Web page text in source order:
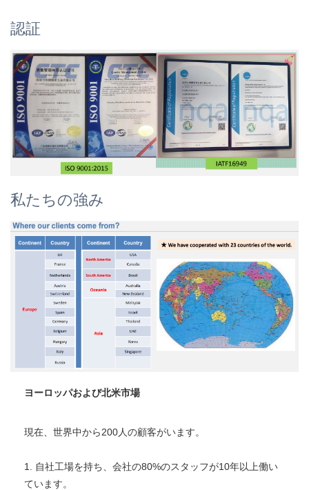
認証
私たちの強み
ヨーロッパおよび北米市場
現在、世界中から200人の顧客がいます。
1. 自社工場を持ち、会社の80%のスタッフが10年以上働い
ています。